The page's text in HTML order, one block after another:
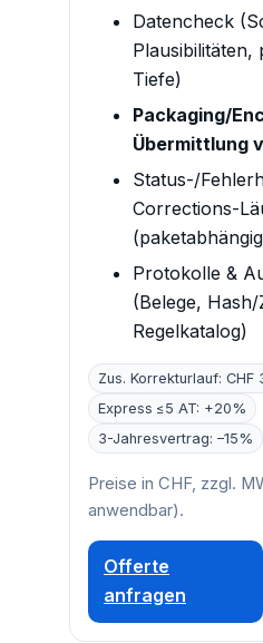
Datencheck
Plausibilitäten,
Tiefe)
Packaging/
Übermittlung
Status-/
Corrections-
Protokolle &
(Belege, Hash/
Regelkatalog)
Zus. Korrekturlauf: CHF
Express ≤5 AT: +20%
3-Jahresvertrag: –15%
Preise in CHF, zzgl.
anwendbar).
Offerte
anfragen